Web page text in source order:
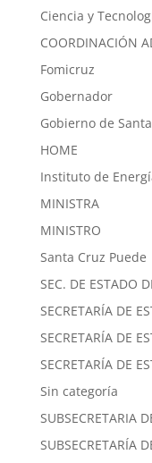
Ciencia y
COORDINACIÓN
Fomicruz
Gobernador
Gobierno de
HOME
Instituto de
MINISTRA
MINISTRO
Santa Cruz Puede
SEC. DE ESTADO
SECRETARÍA DE
SECRETARÍA DE
SECRETARÍA DE
Sin categoría
SUBSECRETARIA
SUBSECRETARÍA